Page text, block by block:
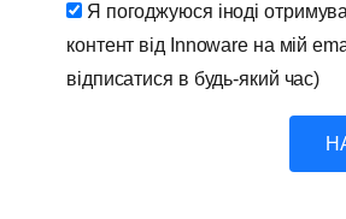
Я погоджуюся іноді
контент від Innoware на мій
відписатися в будь-який час)